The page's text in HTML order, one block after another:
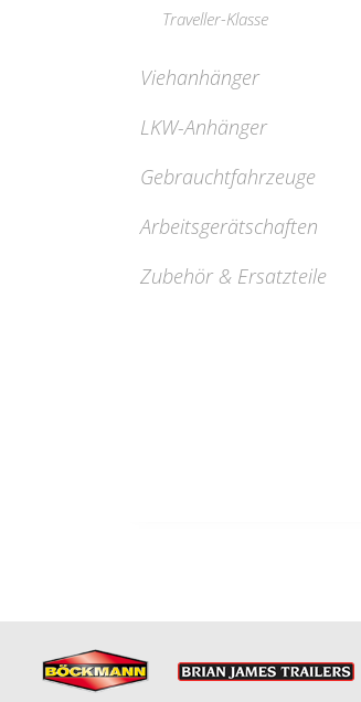
Traveller-Klasse
Viehanhänger
LKW-Anhänger
Gebrauchtfahrzeuge
Arbeitsgerätschaften
Zubehör & Ersatzteile